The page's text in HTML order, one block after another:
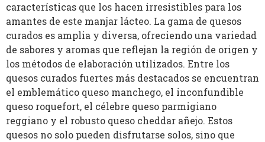
características que los hacen irresistibles para los
amantes de este manjar lácteo. La gama de quesos
curados es amplia y diversa, ofreciendo una variedad
de sabores y aromas que reflejan la región de origen y
los métodos de elaboración utilizados. Entre los
quesos curados fuertes más destacados se encuentran
el emblemático queso manchego, el inconfundible
queso roquefort, el célebre queso parmigiano
reggiano y el robusto queso cheddar añejo. Estos
quesos no solo pueden disfrutarse solos, sino que